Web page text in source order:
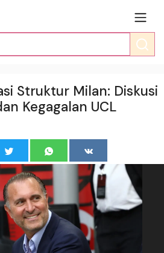
Struktur Milan: Diskusi
Kegagalan UCL